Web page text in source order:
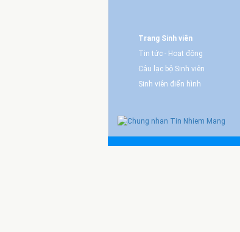
Trang Sinh viên
Tin tức - Hoạt động
Câu lạc bộ Sinh viên
Sinh viên điển hình